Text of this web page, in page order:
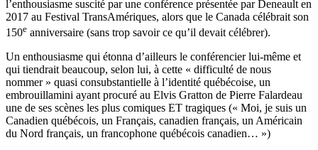
l’enthousiasme suscité par une conférence présentée par Deneault en
2017 au Festival TransAmériques, alors que le Canada célébrait son
150e anniversaire (sans trop savoir ce qu’il devait célébrer).
Un enthousiasme qui étonna d’ailleurs le conférencier lui-même et
qui tiendrait beaucoup, selon lui, à cette « difficulté de nous
nommer » quasi consubstantielle à l’identité québécoise, un
embrouillamini ayant procuré au Elvis Gratton de Pierre Falardeau
une de ses scènes les plus comiques ET tragiques (« Moi, je suis un
Canadien québécois, un Français, canadien français, un Américain
du Nord français, un francophone québécois canadien… »)